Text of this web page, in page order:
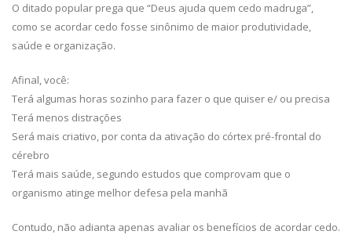
O ditado popular prega que “Deus ajuda quem cedo madruga”,
como se acordar cedo fosse sinônimo de maior produtividade,
saúde e organização.
Afinal, você:
Terá algumas horas sozinho para fazer o que quiser e/ ou precisa
Terá menos distrações
Será mais criativo, por conta da ativação do córtex pré-frontal do
cérebro
Terá mais saúde, segundo estudos que comprovam que o
organismo atinge melhor defesa pela manhã
Contudo, não adianta apenas avaliar os benefícios de acordar cedo.